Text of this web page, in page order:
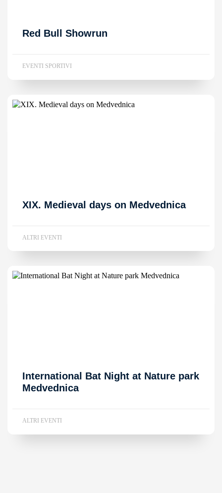
Red Bull Showrun
EVENTI SPORTIVI
XIX. Medieval days on Medvednica
ALTRI EVENTI
International Bat Night at Nature park
Medvednica
ALTRI EVENTI